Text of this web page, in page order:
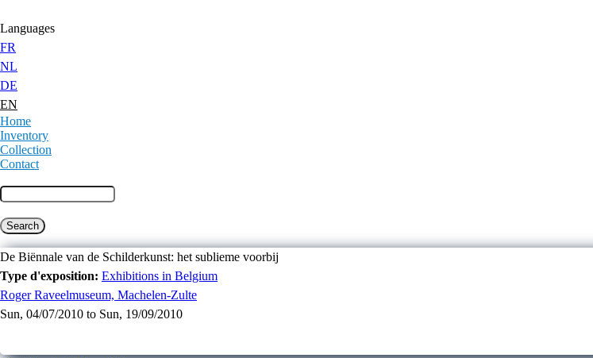
Languages
FR
NL
DE
EN
Home
Inventory
Collection
Contact
De Biënnale van de Schilderkunst: het sublieme voorbij
Type d'exposition: Exhibitions in Belgium
Roger Raveelmuseum, Machelen-Zulte
Sun, 04/07/2010 to Sun, 19/09/2010